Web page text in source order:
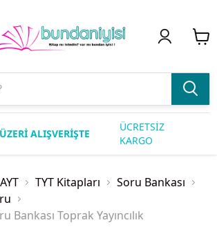
ALIŞVERİŞTE
ÜCRETSİZ
KARGO
TYT Kitapları
Soru Bankası
Bankası Toprak Yayıncılık